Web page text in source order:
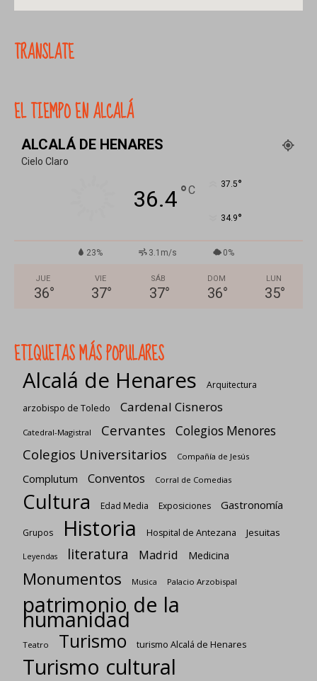
TRANSLATE
EL TIEMPO EN ALCALÁ
ALCALÁ DE HENARES
Cielo Claro
36.4°C 37.5°
34.9°
23% 3.1m/s 0%
JUE
36°
VIE
37°
SÁB
37°
DOM
36°
LUN
35°
ETIQUETAS MÁS POPULARES
Alcalá de Henares
Arquitectura
arzobispo de Toledo
Cardenal Cisneros
Catedral-Magistral Cervantes Colegios Menores
Colegios Universitarios Compañía de Jesús
Complutum Conventos Corral de Comedias
Cultura Edad Media Exposiciones Gastronomía
Grupos Historia Hospital de Antezana Jesuitas
Leyendas literatura Madrid Medicina
Monumentos Musica Palacio Arzobispal
patrimonio de la
humanidad
Teatro Turismo turismo Alcalá de Henares
Turismo cultural